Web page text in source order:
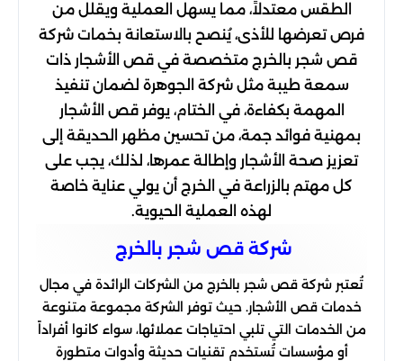
الطقس معتدلاً، مما يسهل العملية ويقلل من
فرص تعرضها للأذى،يُنصح بالاستعانة بخمات شركة
قص شجر بالخرج متخصصة في قص الأشجار ذات
سمعة طيبة مثل شركة الجوهرة لضمان تنفيذ
المهمة بكفاءة، في الختام، يوفر قص الأشجار
بمهنية فوائد جمة، من تحسين مظهر الحديقة إلى
تعزيز صحة الأشجار وإطالة عمرها، لذلك، يجب على
كل مهتم بالزراعة في الخرج أن يولي عناية خاصة
لهذه العملية الحيوية.
شركة قص شجر بالخرج
تُعتبر شركة قص شجر بالخرج من الشركات الرائدة في مجال
خدمات قص الأشجار. حيث توفر الشركة مجموعة متنوعة
من الخدمات التي تلبي احتياجات عملائها، سواء كانوا أفراداً
أو مؤسسات تُستخدم تقنيات حديثة وأدوات متطورة